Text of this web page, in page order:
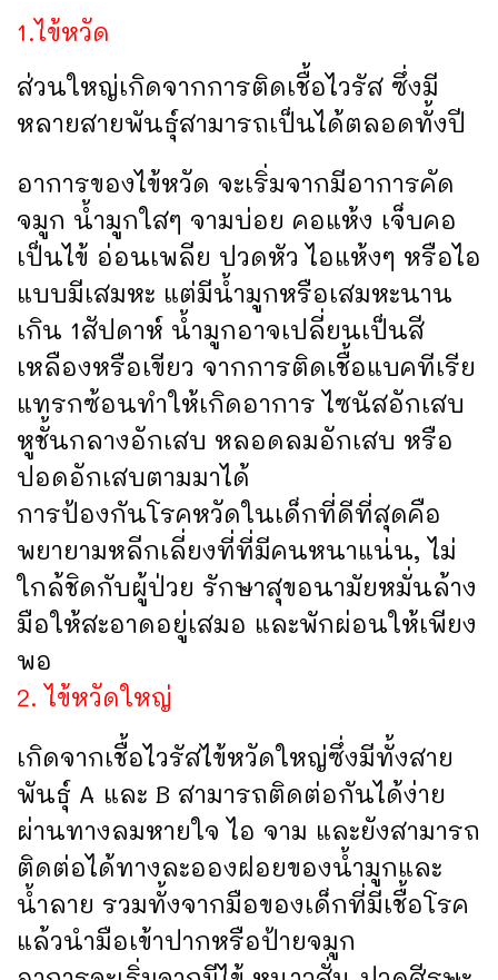
1.ไข้หวัด
ส่วนใหญ่เกิดจากการติดเชื้อไวรัส ซึ่งมี
หลายสายพันธุ์สามารถเป็นได้ตลอดทั้งปี
อาการของไข้หวัด จะเริ่มจากมีอาการคัด
จมูก น้ำมูกใสๆ จามบ่อย คอแห้ง เจ็บคอ
เป็นไข้ อ่อนเพลีย ปวดหัว ไอแห้งๆ หรือไอ
แบบมีเสมหะ แต่มีน้ำมูกหรือเสมหะนาน
เกิน 1สัปดาห์ น้ำมูกอาจเปลี่ยนเป็นสี
เหลืองหรือเขียว จากการติดเชื้อแบคทีเรีย
แทรกซ้อนทำให้เกิดอาการ ไซนัสอักเสบ
หูชั้นกลางอักเสบ หลอดลมอักเสบ หรือ
ปอดอักเสบตามมาได้
การป้องกันโรคหวัดในเด็กที่ดีที่สุดคือ
พยายามหลีกเลี่ยงที่ที่มีคนหนาแน่น, ไม่
ใกล้ชิดกับผู้ป่วย รักษาสุขอนามัยหมั่นล้าง
มือให้สะอาดอยู่เสมอ และพักผ่อนให้เพียง
พอ
2. ไข้หวัดใหญ่
เกิดจากเชื้อไวรัสไข้หวัดใหญ่ซึ่งมีทั้งสาย
พันธุ์ A และ B สามารถติดต่อกันได้ง่าย
ผ่านทางลมหายใจ ไอ จาม และยังสามารถ
ติดต่อได้ทางละอองฝอยของน้ำมูกและ
น้ำลาย รวมทั้งจากมือของเด็กที่มีเชื้อโรค
แล้วนำมือเข้าปากหรือป้ายจมูก